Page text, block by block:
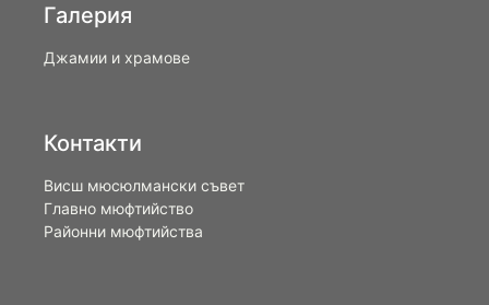
Галерия
Джамии и храмове
Контакти
Висш мюсюлмански съвет
Главно мюфтийство
Районни мюфтийства